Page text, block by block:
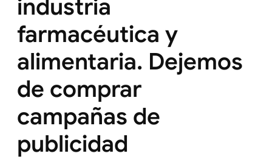
industria
farmacéutica y
alimentaria. Dejemos
de comprar
campañas de
publicidad